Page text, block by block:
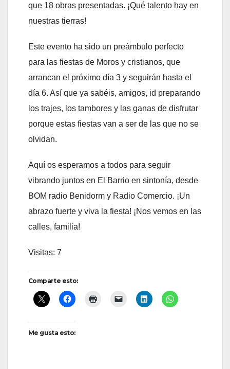
que 18 obras presentadas. ¡Qué talento hay en
nuestras tierras!
Este evento ha sido un preámbulo perfecto
para las fiestas de Moros y cristianos, que
arrancan el próximo día 3 y seguirán hasta el
día 6. Así que ya sabéis, amigos, id preparando
los trajes, los tambores y las ganas de disfrutar
porque estas fiestas van a ser de las que no se
olvidan.
Aquí os esperamos a todos para seguir
vibrando juntos en El Barrio en sintonía, desde
BOM radio Benidorm y Radio Comercio. ¡Un
abrazo fuerte y viva la fiesta! ¡Nos vemos en las
calles, familia!
Visitas: 7
Comparte esto:
Me gusta esto: